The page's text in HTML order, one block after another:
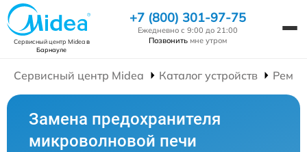
Сервисный центр Mideaв
Барнауле
+7 (800) 301-97-75
Ежедневно с 9:00 до 21:00
Позвонить мне утром
Сервисный центр Midea Каталог устройств
Замена предохранителя
микроволновой печи